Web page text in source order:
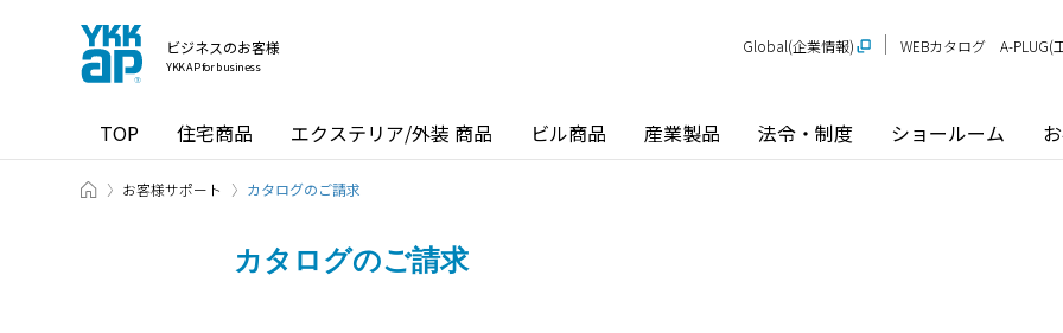
ビジネスのお客様
YKK AP for business
TOP 住宅商品 エクステリア/外装 商品 ビル商品 産業製品 法令・制度 ショールーム
Global(企業情報) WEBカタログ A-PLUG(
ホーム お客様サポート カタログのご請求
カタログのご請求